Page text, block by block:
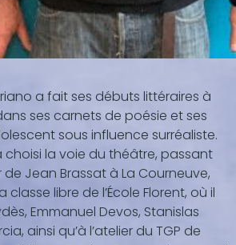
a fait ses débuts littéraires à
ses carnets de poésie et ses
sous influence surréaliste.
choisi la voie du théâtre, passant
de Jean Brassat à La Courneuve,
libre de l’École Florent, où il
Emmanuel Devos, Stanislas
ainsi qu’à l’atelier du TGP de